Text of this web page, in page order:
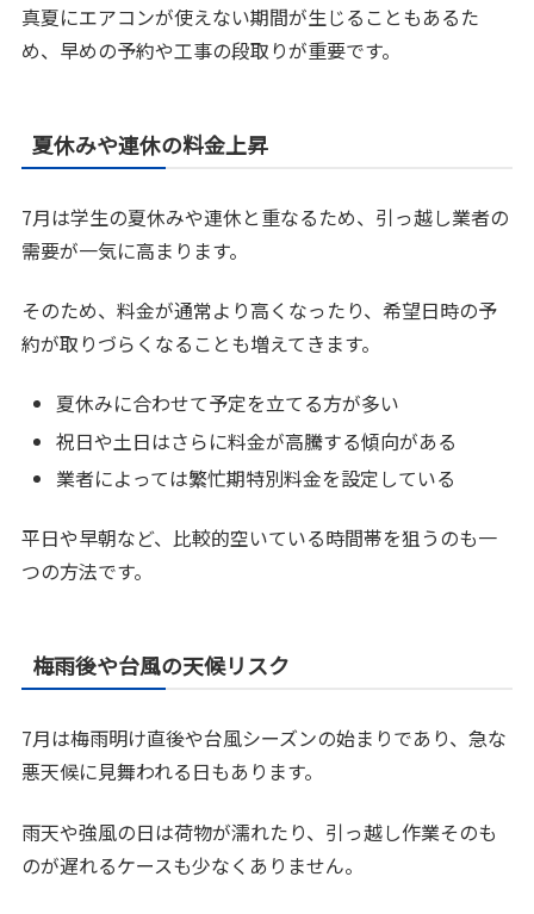
真夏にエアコンが使えない期間が生じることもあるた
め、早めの予約や工事の段取りが重要です。
夏休みや連休の料金上昇
7月は学生の夏休みや連休と重なるため、引っ越し業者の
需要が一気に高まります。
そのため、料金が通常より高くなったり、希望日時の予
約が取りづらくなることも増えてきます。
夏休みに合わせて予定を立てる方が多い
祝日や土日はさらに料金が高騰する傾向がある
業者によっては繁忙期特別料金を設定している
平日や早朝など、比較的空いている時間帯を狙うのも一
つの方法です。
梅雨後や台風の天候リスク
7月は梅雨明け直後や台風シーズンの始まりであり、急な
悪天候に見舞われる日もあります。
雨天や強風の日は荷物が濡れたり、引っ越し作業そのも
のが遅れるケースも少なくありません。